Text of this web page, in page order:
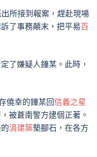
所接到報案，趕赴現場
了事務顛末，把平易百
了嫌疑人鐘某。此時，
幸的鐘某回信義之星
被蒼南警方逮個正著。
涓建築墊腳石，在各方